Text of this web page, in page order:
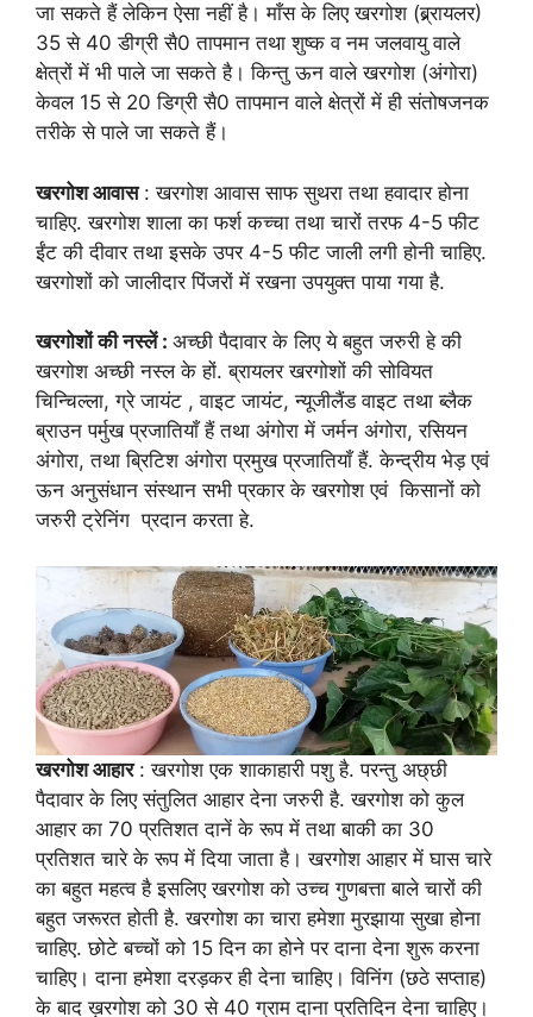
जा सकते हैं लेकिन ऐसा नहीं है। माँस के लिए खरगोश (ब्र्र्र्रायलर)
35 से 40 डीग्री सै0 तापमान तथा शुष्क व नम जलवायु वाले
क्षेत्रों में भी पाले जा सकते है। किन्तु ऊन वाले खरगोश (अंगोरा)
केवल 15 से 20 डिग्री सै0 तापमान वाले क्षेत्रों में ही संतोषजनक
तरीके से पाले जा सकते हैं।
खरगोश आवास: खरगोश आवास साफ सुथरा तथा हवादार होना
चाहिए. खरगोश शाला का फर्श कच्चा तथा चारों तरफ 4-5 फीट
ईंट की दीवार तथा इसके उपर 4-5 फीट जाली लगी होनी चाहिए.
खरगोशों को जालीदार पिंजरों में रखना उपयुक्त पाया गया है.
खरगोशों की नस्लें : अच्छी पैदावार के लिए ये बहुत जरुरी हे की
खरगोश अच्छी नस्ल के हों. ब्रायलर खरगोशों की सोवियत
चिन्चिल्ला, ग्रे जायंट , वाइट जायंट, न्यूजीलैंड वाइट तथा ब्लैक
ब्राउन पर्मुख प्रजातियाँ हैं तथा अंगोरा में जर्मन अंगोरा, रसियन
अंगोरा, तथा ब्रिटिश अंगोरा प्रमुख प्रजातियाँ हैं. केन्द्रीय भेड़ एवं
ऊन अनुसंधान संस्थान सभी प्रकार के खरगोश एवं किसानों को
जरुरी ट्रेनिंग प्रदान करता हे.
खरगोश आहार: खरगोश एक शाकाहारी पशु है. परन्तु अछ्छी
पैदावार के लिए संतुलित आहार देना जरुरी है. खरगोश को कुल
आहार का 70 प्रतिशत दानें के रूप में तथा बाकी का 30
प्रतिशत चारे के रूप में दिया जाता है। खरगोश आहार में घास चारे
का बहुत महत्व है इसलिए खरगोश को उच्च गुणबत्ता बाले चारों की
बहुत जरूरत होती है. खरगोश का चारा हमेशा मुरझाया सुखा होना
चाहिए. छोटे बच्चों को 15 दिन का होने पर दाना देना शुरू करना
चाहिए। दाना हमेशा दरड़कर ही देना चाहिए। विनिंग (छठे सप्ताह)
के बाद ख़रगोश को 30 से 40 ग्राम दाना प्रतिदिन देना चाहिए।